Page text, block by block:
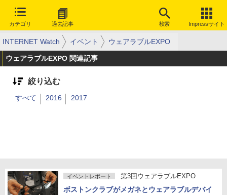
カテゴリ 過去記事 検索 Impressサイト
INTERNET Watch イベント ウェアラブルEXPO
ウェアラブルEXPO 関連記事
絞り込む
すべて 2016 2017
イベントレポート 第3回ウェアラブルEXPO
ボストンクラブがメガネとウェアラブルデバイ